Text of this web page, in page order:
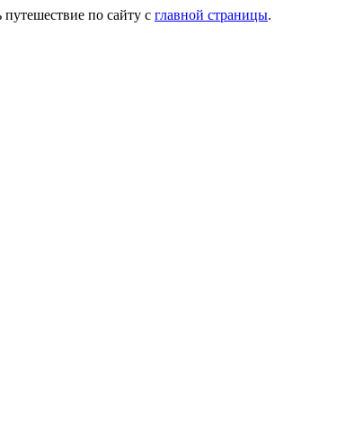
по сайту с главной страницы.